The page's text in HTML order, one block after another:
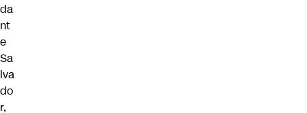
da
nt
e
Sa
lva
do
r,